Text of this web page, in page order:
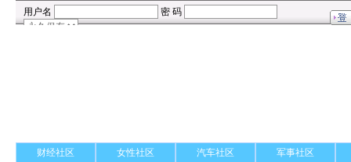
财经社区 女性社区 汽车社区
军事社区